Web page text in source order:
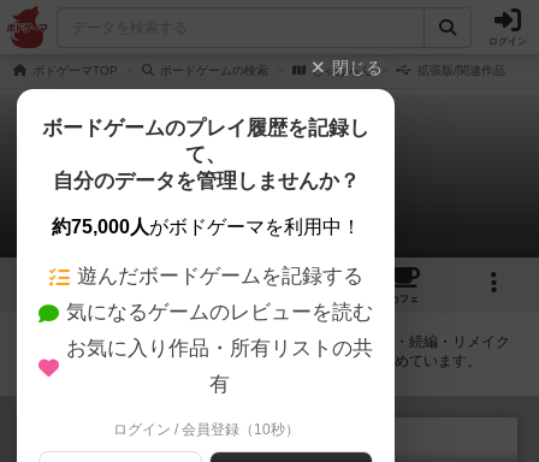
ログイン
ボドゲーマTOP ボードゲームの検索 じゃぱらん 拡張版/関連作品
じゃぱらん
拡張/関連作品 1件
2 4
カフェ
じゃぱらんに紐付いているボードゲーム一覧です。拡張版・続編・リメイク
版などの同じシリーズを中心に、関連性の強い作品をまとめています。
閉じる
ボードゲームのプレイ履歴を記録し
て、
自分のデータを管理しませんか？
約75,000人がボドゲーマを利用中！
遊んだボードゲームを記録する
気になるゲームのレビューを読む
お気に入り作品・所有リストの共
有
ログイン / 会員登録（10秒）